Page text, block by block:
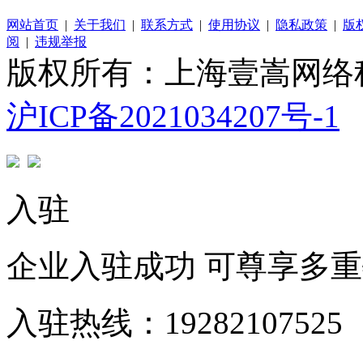
网站首页 | 关于我们 | 联系方式 | 使用协议 | 隐私政策 | 版
阅
| 违规举报
版权所有：上海壹嵩网
沪ICP备2021034207号-1
入驻
企业入驻成功 可尊享多
入驻热线：19282107525